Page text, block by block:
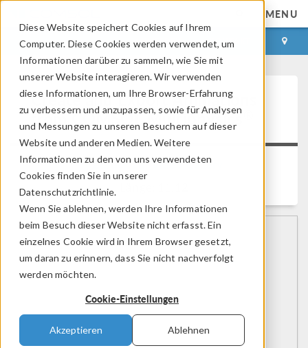
Diese Website speichert Cookies auf Ihrem
Computer. Diese Cookies werden verwendet, um
Informationen darüber zu sammeln, wie Sie mit
unserer Website interagieren. Wir verwenden
diese Informationen, um Ihre Browser-Erfahrung
zu verbessern und anzupassen, sowie für Analysen
und Messungen zu unseren Besuchern auf dieser
Website und anderen Medien. Weitere
Informationen zu den von uns verwendeten
Cookies finden Sie in unserer
Datenschutzrichtlinie.
Wenn Sie ablehnen, werden Ihre Informationen
beim Besuch dieser Website nicht erfasst. Ein
einzelnes Cookie wird in Ihrem Browser gesetzt,
um daran zu erinnern, dass Sie nicht nachverfolgt
werden möchten.
Cookie-Einstellungen
Akzeptieren Ablehnen
MENU
ANMELDEN KONTAKT
Create and Export Animations
from COMSOL Multiphysics
Zurück zur Video Gallery